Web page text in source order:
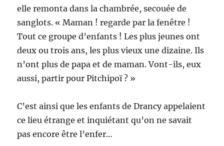
elle remonta dans la chambrée, secouée de
sanglots. « Maman ! regarde par la fenêtre !
Tout ce groupe d’enfants ! Les plus jeunes ont
deux ou trois ans, les plus vieux une dizaine. Ils
n’ont plus de papa et de maman. Vont-ils, eux
aussi, partir pour Pitchipoï ? »
C’est ainsi que les enfants de Drancy appelaient
ce lieu étrange et inquiétant qu’on ne savait
pas encore être l’enfer…